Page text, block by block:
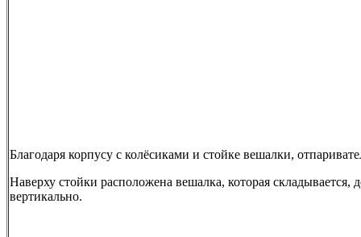
Благодаря корпусу с колёсиками и стойке вешалки,
Наверху стойки расположена вешалка, которая
вертикально.